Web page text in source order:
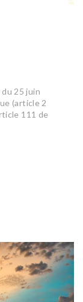
25 juin
(article 2
111 de